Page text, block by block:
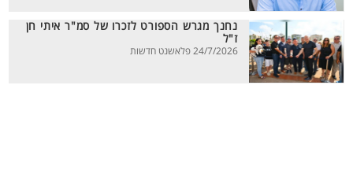
נחנך מגרש הספורט לזכרו של סמ"ר איתי חן
ז"ל
24/7/2026 פלאשנט חדשות